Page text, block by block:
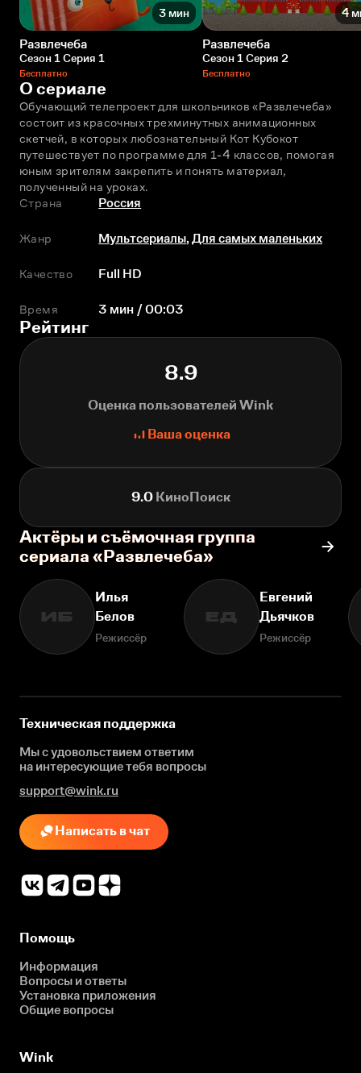
3 мин
Развлечеба
Сезон 1 Серия 1
Бесплатно
4
Развлечеба
Сезон 1 Серия 2
Бесплатно
О сериале
Обучающий телепроект для школьников «Развлечeба»
состоит из красочных трехминутных анимационных
скетчей, в которых любознательный Кот Кубокот
путешествует по программе для 1-4 классов, помогая
юным зрителям закрепить и понять материал,
полученный на уроках.
Страна
Россия
Жанр Мультсериалы,Для самых маленьких
Качество Full HD
Время 3 мин / 00:03
Рейтинг
8.9
Оценка пользователей Wink
Ваша оценка
9.0КиноПоиск
Актёры и съёмочная группа
сериала «Развлечеба»
ИБ
Илья
Белов
Режиссёр
ЕД
Евгений
Дьячков
Режиссёр
Техническая поддержка
Мы с удовольствием ответим
на интересующиетебя вопросы
support@wink.ru
Написать в чат
Помощь
Информация
Вопросы и ответы
Установка приложения
Общие вопросы
Wink